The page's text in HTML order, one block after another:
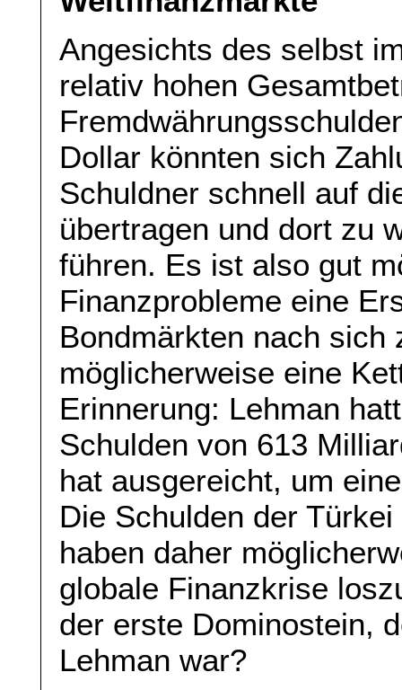
Angesichts des selbst
relativ hohen
Dollar könnten sich
Schuldner schnell auf
übertragen und dort zu
führen. Es ist also gut
Finanzprobleme eine
Bondmärkten nach sich
möglicherweise eine
Erinnerung: Lehman
Schulden von 613
hat ausgereicht, um
Die Schulden der
haben daher
globale Finanzkrise
der erste Dominostein,
Lehman war?